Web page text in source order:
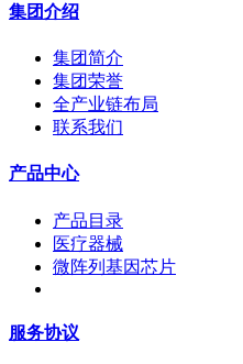
集团介绍
集团简介
集团荣誉
全产业链布局
联系我们
产品中心
产品目录
医疗器械
微阵列基因芯片
服务协议